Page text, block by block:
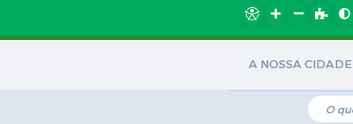
A NOSSA CIDADE